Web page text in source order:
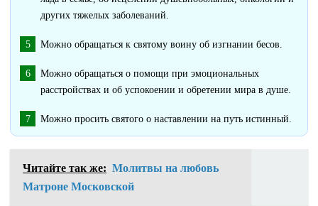
других тяжелых заболеваний.
Можно обращаться к святому воину об изгнании бесов.
Можно обращаться о помощи при эмоциональных
расстройствах и об успокоении и обретении мира в душе.
Можно просить святого о наставлении на путь истинный.
Читайте так же: Молитвы на любовь
Матроне Московской